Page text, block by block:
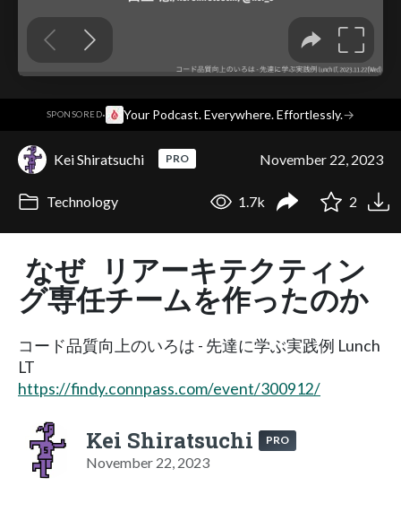
SPONSORED· Your Podcast. Everywhere. Effortlessly.→
Kei Shiratsuchi PRO November 22, 2023
Technology 1.7k 2
なぜ リアーキテクティン
グ専任チームを作ったのか
コード品質向上のいろは - 先達に学ぶ実践例 Lunch
LT
https://findy.connpass.com/event/300912/
Kei Shiratsuchi PRO
November 22, 2023